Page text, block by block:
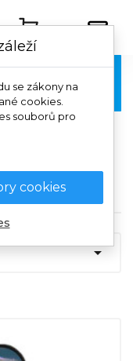

Pro
5G

se zákony na
cookies.
souborů pro
cookies